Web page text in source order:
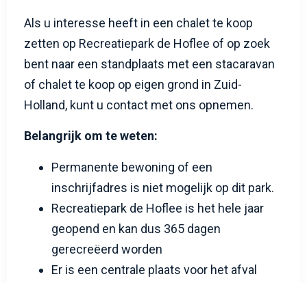
Als u interesse heeft in een chalet te koop
zetten op Recreatiepark de Hoflee of op zoek
bent naar een standplaats met een stacaravan
of chalet te koop op eigen grond in Zuid-
Holland, kunt u contact met ons opnemen.
Belangrijk om te weten:
Permanente bewoning of een
inschrijfadres is niet mogelijk op dit park.
Recreatiepark de Hoflee is het hele jaar
geopend en kan dus 365 dagen
gerecreëerd worden
Er is een centrale plaats voor het afval